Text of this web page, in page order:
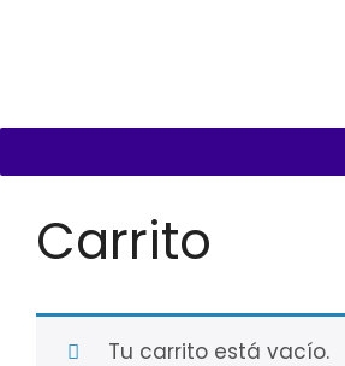
Carrito
Tu carrito está vacío.